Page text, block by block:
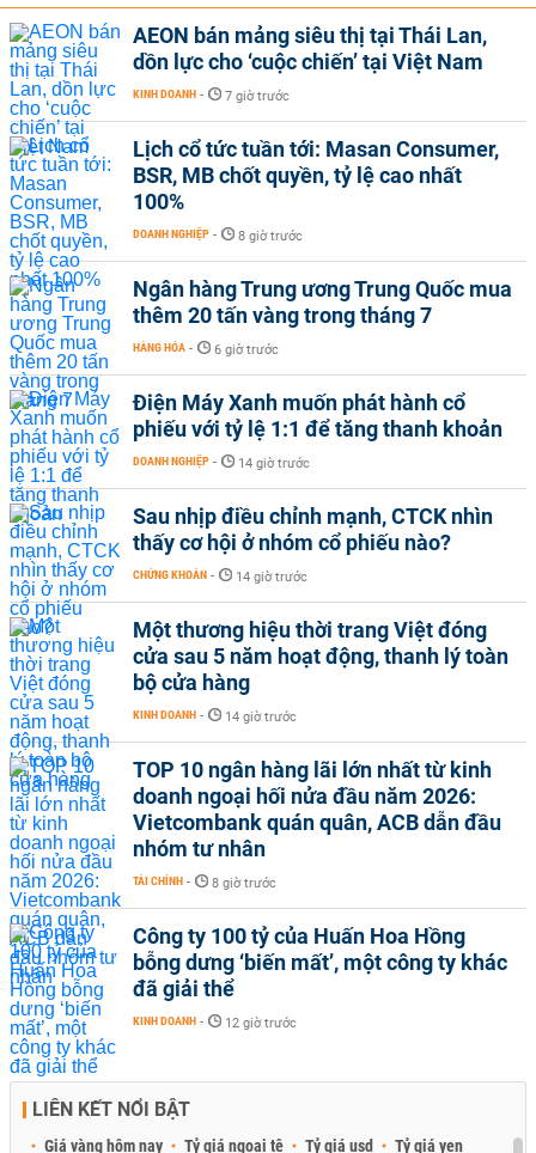
AEON bán mảng siêu thị tại Thái Lan,
dồn lực cho ‘cuộc chiến’ tại Việt Nam
KINH DOANH - 7 giờ trước
Lịch cổ tức tuần tới: Masan Consumer,
BSR, MB chốt quyền, tỷ lệ cao nhất
100%
DOANH NGHIỆP - 8 giờ trước
Ngân hàng Trung ương Trung Quốc mua
thêm 20 tấn vàng trong tháng 7
HÀNG HÓA - 6 giờ trước
Điện Máy Xanh muốn phát hành cổ
phiếu với tỷ lệ 1:1 để tăng thanh khoản
DOANH NGHIỆP - 14 giờ trước
Sau nhịp điều chỉnh mạnh, CTCK nhìn
thấy cơ hội ở nhóm cổ phiếu nào?
CHỨNG KHOÁN - 14 giờ trước
Một thương hiệu thời trang Việt đóng
cửa sau 5 năm hoạt động, thanh lý toàn
bộ cửa hàng
KINH DOANH - 14 giờ trước
TOP 10 ngân hàng lãi lớn nhất từ kinh
doanh ngoại hối nửa đầu năm 2026:
Vietcombank quán quân, ACB dẫn đầu
nhóm tư nhân
TÀI CHÍNH - 8 giờ trước
Công ty 100 tỷ của Huấn Hoa Hồng
bỗng dưng ‘biến mất’, một công ty khác
đã giải thể
KINH DOANH - 12 giờ trước
LIÊN KẾT NỔI BẬT
Giá vàng hôm nay Tỷ giá ngoại tệ Tỷ giá usd Tỷ giá yen